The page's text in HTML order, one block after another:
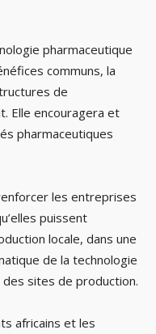
pharmaceutique
communs, la
de
Elle encouragera et
pharmaceutiques
les entreprises
puissent
locale, dans une
de la technologie
sites de production.
africains et les